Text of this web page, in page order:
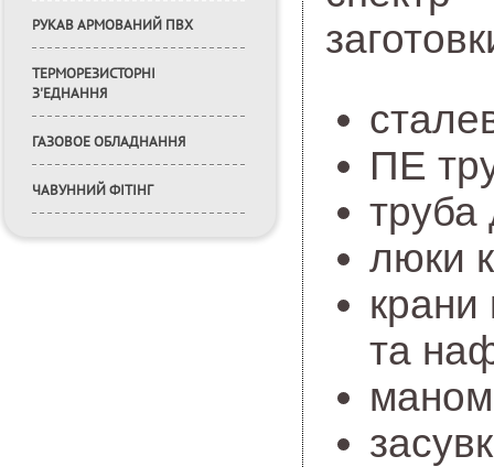
РУКАВ АРМОВАНИЙ ПВХ
ТЕРМОРЕЗИСТОРНІ
З'ЕДНАННЯ
ГАЗОВОЕ ОБЛАДНАННЯ
ЧАВУННИЙ ФІТІНГ
ПЕ
труба
люки
крани
та